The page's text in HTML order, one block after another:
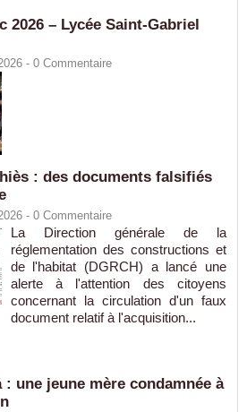
2026 – Lycée Saint-Gabriel
- 0 Commentaire
: des documents falsifiés
- 0 Commentaire
La Direction générale de la
réglementation des constructions et
de l'habitat (DGRCH) a lancé une
alerte à l'attention des citoyens
concernant la circulation d'un faux
document relatif à l'acquisition...
: une jeune mère condamnée à